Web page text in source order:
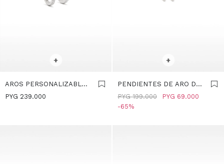
+
AROS PERSONALIZABLES
PLATA 925 CON
PYG 239.000
+
PENDIENTES DE ARO DE
PLATA 925 - PLATEADO
PYG 69.000
PYG 199.000
65